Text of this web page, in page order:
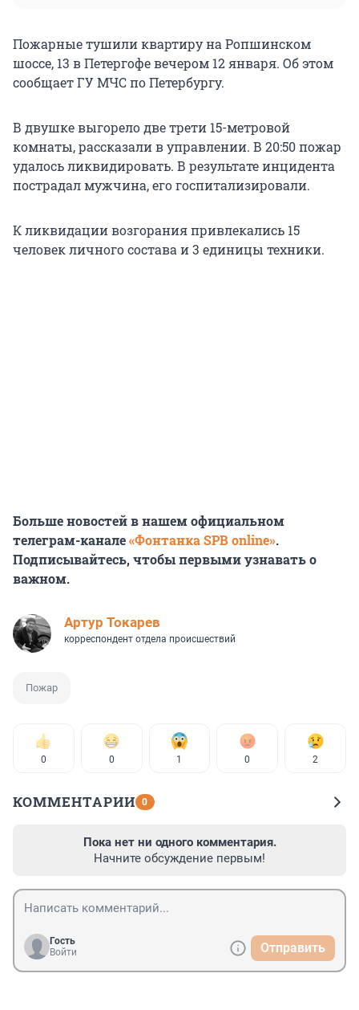
Пожарные тушили квартиру на Ропшинском
шоссе, 13 в Петергофе вечером 12 января. Об этом
сообщает ГУ МЧС по Петербургу.
В двушке выгорело две трети 15-метровой
комнаты, рассказали в управлении. В 20:50 пожар
удалось ликвидировать. В результате инцидента
пострадал мужчина, его госпитализировали.
К ликвидации возгорания привлекались 15
человек личного состава и 3 единицы техники.
Больше новостей в нашем официальном
телеграм-канале«Фонтанка SPB online».
Подписывайтесь, чтобы первыми узнавать о
важном.
Артур Токарев
корреспондент отдела происшествий
Пожар
0 0 1 0 2
КОММЕНТАРИИ 0
Пока нет ни одного комментария.
Начните обсуждение первым!
Гость
Войти
Отправить